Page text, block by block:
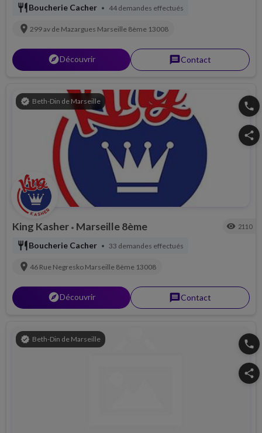
restaurant Boucherie Cacher • 44 demandes effectués
location_on 299 av de Mazargues Marseille 8ème 13008
explorerDécouvrir messageContact
verified Beth-Din de Marseille phone
share
King Kasher • Marseille 8ème visibility 2110
restaurant Boucherie Cacher • 33 demandes effectués
location_on 46 Rue Negresko Marseille 8ème 13008
explorerDécouvrir messageContact
verified Beth-Din de Marseille phone
share